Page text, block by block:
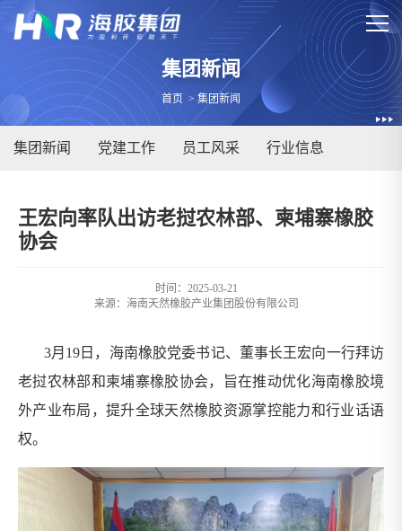
集团新闻
首页 > 集团新闻
集团新闻 党建工作 员工风采 行业信息
王宏向率队出访老挝农林部、柬埔寨橡胶
协会
时间：2025-03-21
来源： 海南天然橡胶产业集团股份有限公司
3月19日，海南橡胶党委书记、董事长王宏向一行拜访
老挝农林部和柬埔寨橡胶协会，旨在推动优化海南橡胶境
外产业布局，提升全球天然橡胶资源掌控能力和行业话语
权。